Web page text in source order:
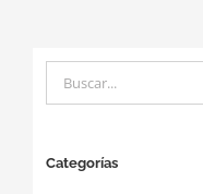
Buscar:
Categorías